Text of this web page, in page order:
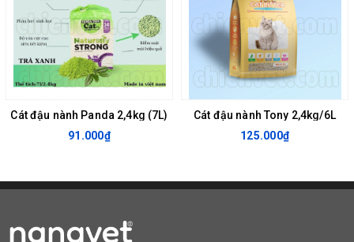
- Đổ cát vào khay vệ sinh của mèo với, chiều dày khoảng 7 - 10cm
- Ngay sau khi mèo đi vệ sinh, cát vệ sinh America Litter sẽ vón
thành cục
- Dùng xẻng xúc bỏ chất thải khỏi khay vệ sinh.
- Đổ thêm cát vệ sinh để đảm bảo độ dày luôn từ 7 – 10 cm
Cát đậu nành Panda 2,4kg (7L)
91.000₫
Cát đậu nành Tony 2,4kg/6L
125.000₫